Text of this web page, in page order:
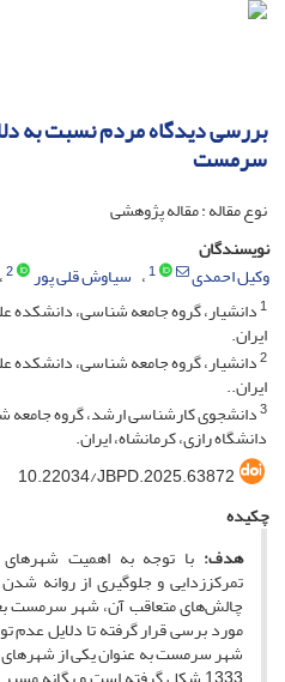
بررسی دیدگاه مردم نسبت به
سرمست
نوع مقاله : مقاله پژوهشی
نویسندگان
وکیل احمدی
1 سیاوش قلی پور 2
1دانشیار، گروه جامعه شناسی، دانشکده
ایران.
2دانشیار، گروه جامعه شناسی، دانشکده
ایران..
3دانشجوی کارشناسی ارشد، گروه جامعه
دانشگاه رازی، کرمانشاه، ایران.
10.22034/JBPD.2025.63872
چکیده
هدف: با توجه به اهمیت
تمرکززدایی و جلوگیری از روانه
چالش‌های متعاقب آن، شهر سرمست
مورد برسی قرار گرفته تا دلایل عدم
شهر سرمست به ­عنوان یکی از